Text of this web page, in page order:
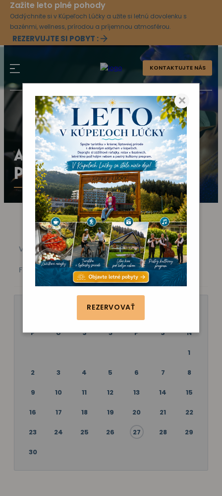
Zažite leto plné pohody
Oddýchnite si v Kúpeľoch Lúčky a užite si letnú dovolenku s
bazénmi, wellness, prírodou a príjemnou atmosférou.
REZERVUJTE SI POBYT :
×
REZERVOVAŤ
KONTAKTUJTE NÁS
AKTUÁLNY KULTÚRNY
PROGRAM
Všetky akcie Kino Vystúpenie Zábava
Fitness Poznávanie
JÚN 2025
P U S Š P S N
1
2 3 4 5 6 7 8
9 10 11 12 13 14 15
16 17 18 19 20 21 22
23 24 25 26 27 28 29
30